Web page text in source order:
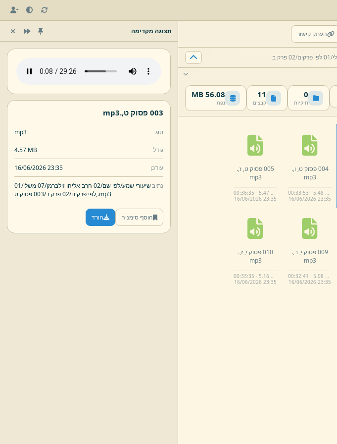
העתק קישור
01 לפי פרקים/ 02 פרק ב
0
תיקיות
11
קבצים
56.08 MB
נפח
004 פסוק ט, ו,.
mp3
00:33:53 · 5.48 MB
16/06/2026 23:35
005 פסוק ט, ז,.
mp3
00:36:35 · 5.47 MB
16/06/2026 23:35
009 פסוק י, ב,.
mp3
00:32:41 · 5.08 MB
16/06/2026 23:35
010 פסוק י, ז,.
mp3
00:33:35 · 5.16 MB
16/06/2026 23:35
תצוגה מקדימה
003 פסוק ט, .
mp3
סוג mp3
גודל 4.57 MB
עודכן 16/06/2026 23:35
נתיבשיעורי שמע/לפי שם/02 הרב אליהו זילברמן/ 07 משלי/
01
לפי פרקים/02 פרק ב/ 003 פסוק ט,.mp3
הוסף סימניה הורד